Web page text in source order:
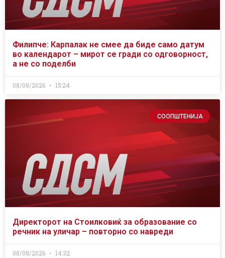
Филипче: Карпалак не смее да биде само датум
во календарот – мирот се гради со одговорност,
а не со поделби
08/08/2026 15:24
СООПШТЕНИЈА
Директорот на Стоилковиќ за образование со
речник на уличар – повторно со навреди
08/08/2026 14:32